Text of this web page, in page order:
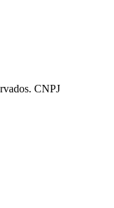
CNPJ